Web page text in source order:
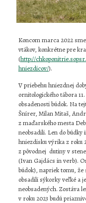
Koncom marca 2022
vtákov, konkrétne pre
(http://
hniezdicov/).
V priebehu hniezdnej
ornitologického tábora
obsadenosti búdok. Na
Šnírer, Milan Mitaš,
z maďarského mesta
neobsadili. Len do búdky
hniezdisku výrika z roku
z pôvodnej dutiny v
(Ivan Gajdács in verb).
búdok), napriek tomu, že
obsadili sýkorky veľké a
neobsadených. Zostáva
v roku 2023 budú